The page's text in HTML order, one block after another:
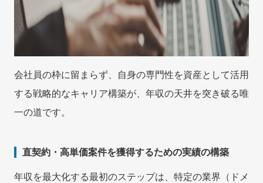
会社員の枠に留まらず、自身の専門性を資産として活用
する戦略的なキャリア構築が、年収の天井を突き破る唯
一の道です。
直契約・高単価案件を獲得するための実績の構築
年収を最大化する最初のステップは、特定の業界（ドメ